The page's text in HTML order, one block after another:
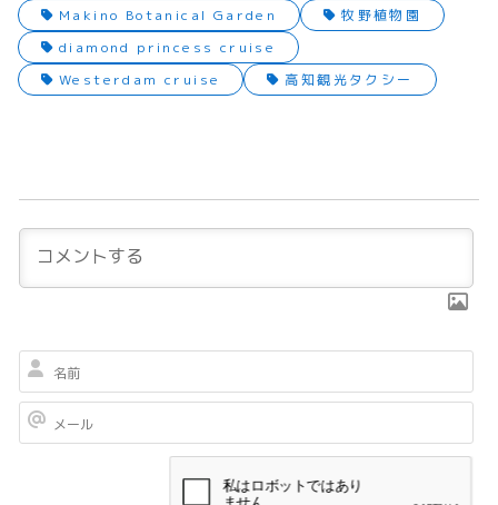
Makino Botanical Garden
牧野植物園
diamond princess cruise
Westerdam cruise
高知観光タクシー